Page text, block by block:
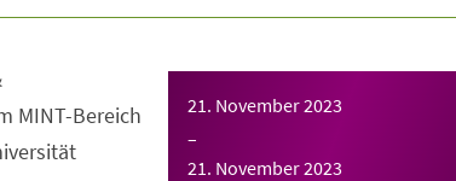
21. November 2023
–
21. November 2023
MINT-Bereich